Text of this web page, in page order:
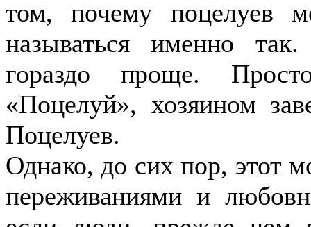
том, почему поцелуев
называться именно
гораздо проще.
«Поцелуй», хозяином
Поцелуев.
Однако, до сих пор, этот
переживаниями и